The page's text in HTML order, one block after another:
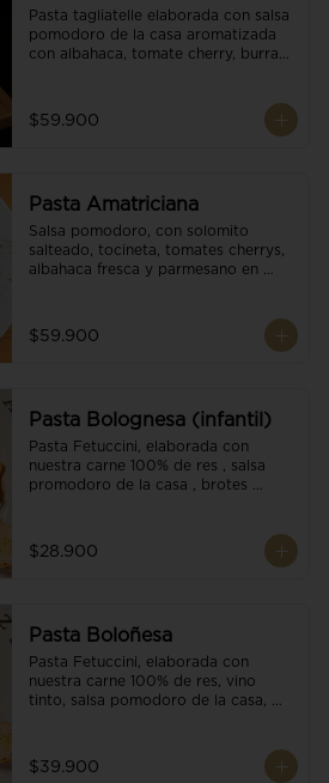
Pasta tagliatelle elaborada con salsa
pomodoro de la casa aromatizada
con albahaca, tomate cherry, burrata
$59.900
Pasta Amatriciana
Salsa pomodoro, con solomito
salteado, tocineta, tomates cherrys,
albahaca fresca y parmesano en
$59.900
Pasta Bolognesa (infantil)
Pasta Fetuccini, elaborada con
nuestra carne 100% de res , salsa
promodoro de la casa , brotes
$28.900
Pasta Boloñesa
Pasta Fetuccini, elaborada con
nuestra carne 100% de res, vino
tinto, salsa pomodoro de la casa,
$39.900